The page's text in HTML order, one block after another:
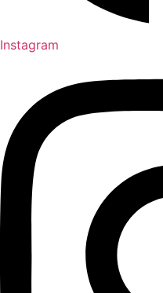
Instagram